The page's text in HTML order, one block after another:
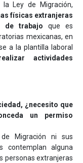
Ley de Migración,
físicas extranjeras
de trabajo que es
mexicanas, en
a la plantilla laboral
actividades
¿necesito que
un permiso
Migración ni sus
contemplan alguna
personas extranjeras